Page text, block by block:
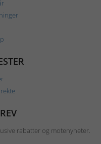
rabatter og motenyheter.